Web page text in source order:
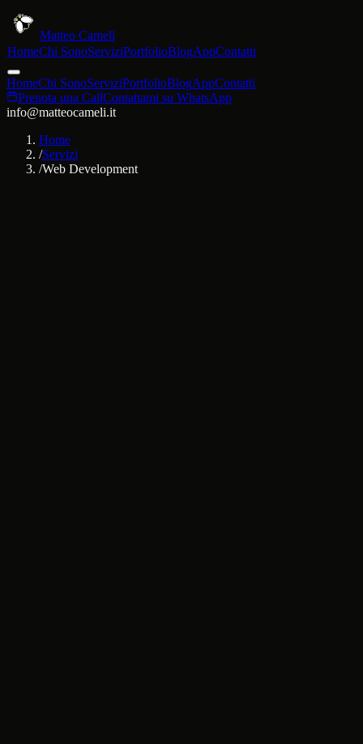
Matteo Cameli
HomeChi SonoServiziPortfolioBlogAppContatti
HomeChi SonoServiziPortfolioBlogAppContatti
Prenota una CallContattami su WhatsApp
info@matteocameli.it
Home
/Servizi
/Web Development